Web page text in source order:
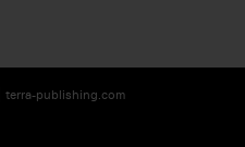
terra-publishing.com